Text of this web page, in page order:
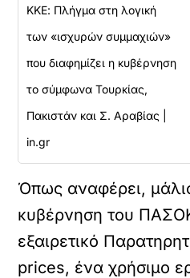
ΚΚΕ: Πλήγμα στη λογική
των «ισχυρών συμμαχιών»
που διαφημίζει η κυβέρνηση
το σύμφωνα Τουρκίας,
Πακιστάν και Σ. Αραβίας |
in.gr
Όπως αναφέρει,
κυβέρνηση του
εξαιρετικό
prices, ένα χρήσιμο